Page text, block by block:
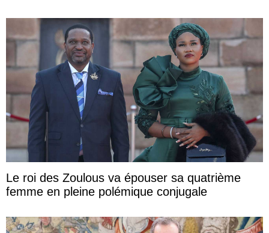
Le roi des Zoulous va épouser sa quatrième
femme en pleine polémique conjugale